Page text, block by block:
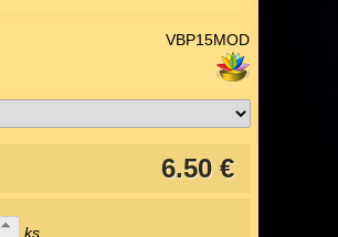
VBP15MOD
6.50 €
ks